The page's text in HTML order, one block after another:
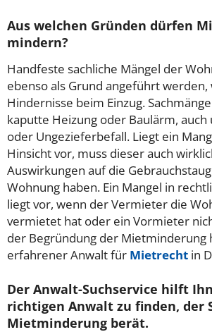
Aus welchen Gründen dürfen
mindern?
Handfeste sachliche Mängel der
ebenso als Grund angeführt
Hindernisse beim Einzug.
kaputte Heizung oder Baulärm, auch
oder Ungezieferbefall. Liegt ein
Hinsicht vor, muss dieser auch
Auswirkungen auf die
Wohnung haben. Ein Mangel in
liegt vor, wenn der Vermieter die
vermietet hat oder ein Vormieter
der Begründung der Mietminderung
erfahrener Anwalt für Mietrecht in
Der Anwalt-Suchservice hilft
richtigen Anwalt zu finden, der
Mietminderung berät.